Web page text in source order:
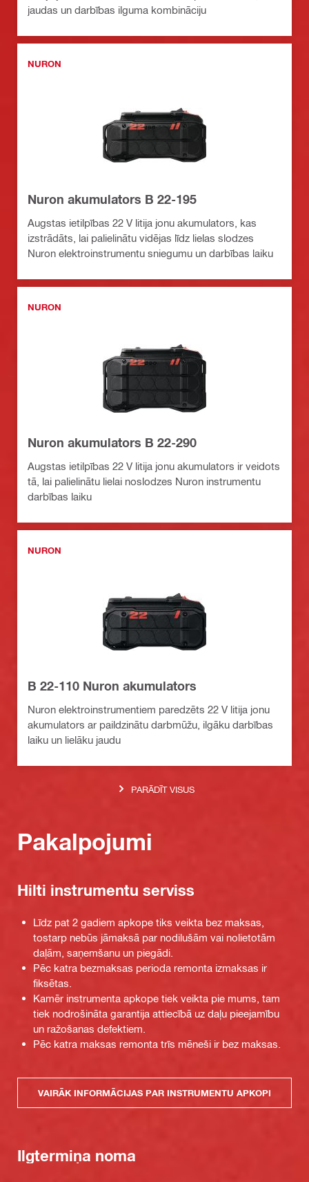
jaudas un darbības ilguma kombināciju
NURON
Nuron akumulators B 22-195
Augstas ietilpības 22 V litija jonu akumulators, kas
izstrādāts, lai palielinātu vidējas līdz lielas slodzes
Nuron elektroinstrumentu sniegumu un darbības laiku
NURON
Nuron akumulators B 22-290
Augstas ietilpības 22 V litija jonu akumulators ir veidots
tā, lai palielinātu lielai noslodzes Nuron instrumentu
darbības laiku
NURON
B 22-110 Nuron akumulators
Nuron elektroinstrumentiem paredzēts 22 V litija jonu
akumulators ar paildzinātu darbmūžu, ilgāku darbības
laiku un lielāku jaudu
PARĀDĪT VISUS
Pakalpojumi
Hilti instrumentu serviss
Līdz pat 2 gadiem apkope tiks veikta bez maksas,
tostarp nebūs jāmaksā par nodilušām vai nolietotām
daļām, saņemšanu un piegādi.
Pēc katra bezmaksas perioda remonta izmaksas ir
fiksētas.
Kamēr instrumenta apkope tiek veikta pie mums, tam
tiek nodrošināta garantija attiecībā uz daļu pieejamību
un ražošanas defektiem.
Pēc katra maksas remonta trīs mēneši ir bez maksas.
VAIRĀK INFORMĀCIJAS PAR INSTRUMENTU APKOPI
Ilgtermiņa noma